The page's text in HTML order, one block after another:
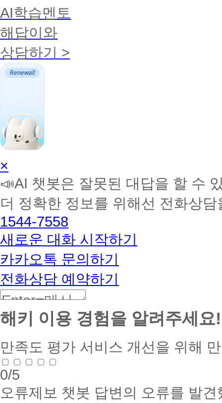
AI학습멘토
해답이와
상담하기 >
AI
학
습
토
커
BETA
×
📣AI 챗봇은 잘못된 대답을 할 수
더 정확한 정보를 위해선 전화상
1544-7558
새로운 대화 시작하기
카카오톡 문의하기
전화상담 예약하기
해키 이용 경험을 알려주세요!
만족도 평가 서비스 개선을 위해
0/5
오류제보 챗봇 답변의 오류를 발